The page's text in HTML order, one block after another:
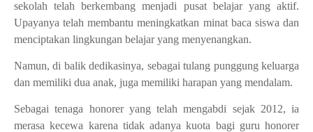
sekolah telah berkembang menjadi pusat belajar yang aktif.
Upayanya telah membantu meningkatkan minat baca siswa dan
menciptakan lingkungan belajar yang menyenangkan.
Namun, di balik dedikasinya, sebagai tulang punggung keluarga
dan memiliki dua anak, juga memiliki harapan yang mendalam.
Sebagai tenaga honorer yang telah mengabdi sejak 2012, ia
merasa kecewa karena tidak adanya kuota bagi guru honorer